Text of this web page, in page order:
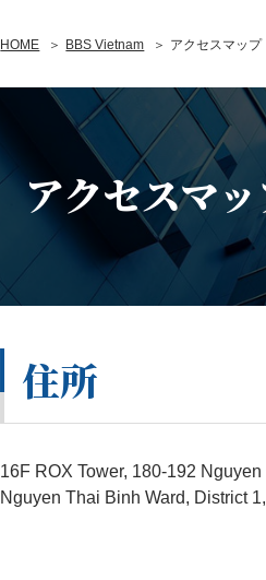
HOME BBS Vietnam アクセスマップ
アクセスマ
住所
16F ROX Tower, 180-192
Nguyen Thai Binh Ward, District